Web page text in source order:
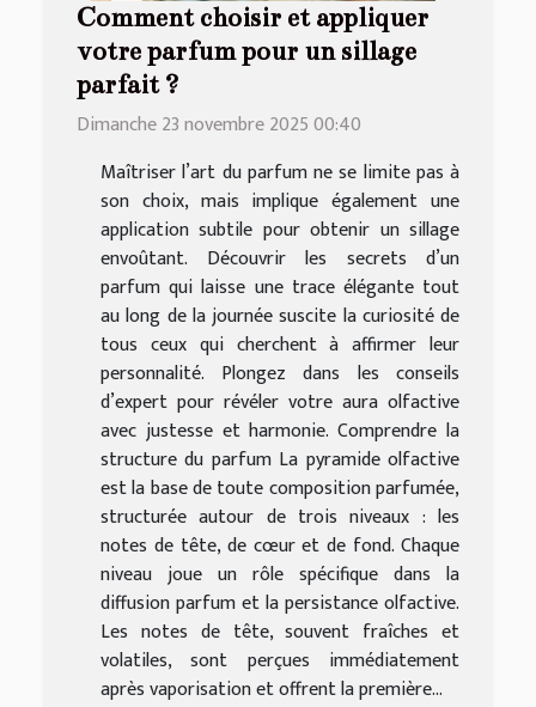
Comment choisir et appliquer
votre parfum pour un sillage
parfait ?
Dimanche 23 novembre 2025 00:40
Maîtriser l’art du parfum ne se limite pas à
son choix, mais implique également une
application subtile pour obtenir un sillage
envoûtant. Découvrir les secrets d’un
parfum qui laisse une trace élégante tout
au long de la journée suscite la curiosité de
tous ceux qui cherchent à affirmer leur
personnalité. Plongez dans les conseils
d’expert pour révéler votre aura olfactive
avec justesse et harmonie. Comprendre la
structure du parfum La pyramide olfactive
est la base de toute composition parfumée,
structurée autour de trois niveaux : les
notes de tête, de cœur et de fond. Chaque
niveau joue un rôle spécifique dans la
diffusion parfum et la persistance olfactive.
Les notes de tête, souvent fraîches et
volatiles, sont perçues immédiatement
après vaporisation et offrent la première...